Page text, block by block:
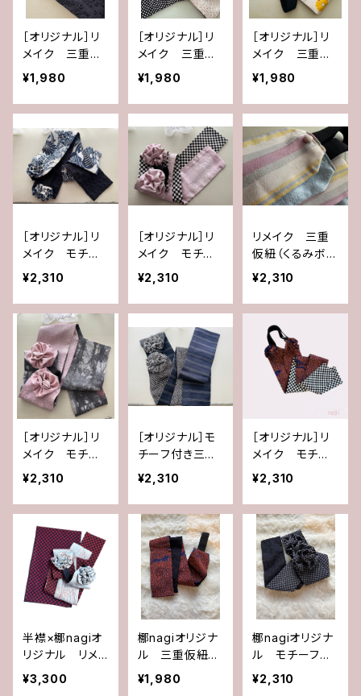
［オリジナル］リ
メイク 三重仮
紐
¥1,980
［オリジナル］リ
メイク 三重仮
紐
¥1,980
［オリジナル］リ
メイク 三重仮
紐
¥1,980
［オリジナル］リ
メイク モチー
フ付き三重仮紐
¥2,310
［オリジナル］リ
メイク モチー
フ付き三重仮紐
¥2,310
リメイク 三重
仮紐（くるみボタ
ン）
¥2,310
［オリジナル］リ
メイク モチー
フ付き三重仮紐
¥2,310
［オリジナル］モ
チーフ付き三重
仮紐
¥2,310
［オリジナル］リ
メイク モチー
フ付き三重仮紐
¥2,310
半襟×梛nagiオ
リジナル リメイ
ク モチーフ付
き三重仮紐
¥3,300
梛nagiオリジナ
ル 三重仮紐
（モチーフ無し）
リメイク×ブラッ
¥1,980
梛nagiオリジナ
ル モチーフ付
き三重仮紐（格
子柄）
¥2,310